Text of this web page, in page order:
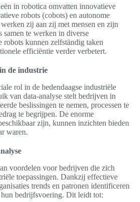
in robotica omvatten innovatieve
robots (cobots) en autonome
zij aan zij met mensen en zijn
samen te werken in diverse
kunnen zelfständig taken
efficiëntie verder verbetert.
de industrie
rol in de hedendaagse industriële
van data-analyse stelt bedrijven in
beslissingen te nemen, processen te
te begrijpen. De enorme
zijn, kunnen inzichten bieden
waren.
voordelen voor bedrijven die zich
toepassingen. Dankzij effectieve
trends en patronen identificeren
bedrijfsvoering. Dit leidt tot: